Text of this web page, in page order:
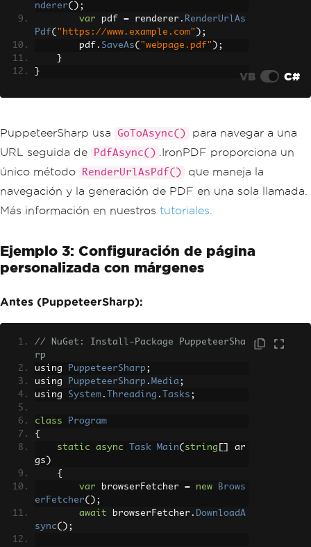
nderer();
var pdf = renderer . RenderUrlAs
Pdf( "https://www.example.com" );
        pdf
. SaveAs( "webpage.pdf" );
}
}
VB C#
PuppeteerSharp usa GoToAsync()
para navegar a una
URL seguida de
PdfAsync()
.IronPDF proporciona un
único método
RenderUrlAsPdf()
que maneja la
navegación y la generación de PDF en una sola llamada.
Más información en nuestros tutoriales
Ejemplo 3: Configuración de página
personalizada con márgenes
Antes (PuppeteerSharp):
// NuGet: Install-Package PuppeteerSha
rp
using
PuppeteerSharp ;
using
PuppeteerSharp . Media ;
using System . Threading . Tasks ;
class
Program
{
static
async Task Main( string
ar
gs )
{
var browserFetcher = new
Brows
erFetcher();
await browserFetcher . DownloadA
sync();